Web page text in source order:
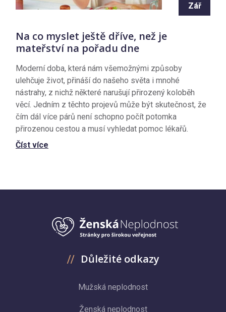
Zář
Na co myslet ještě dříve, než je
mateřství na pořadu dne
Moderní doba, která nám všemožnými způsoby
ulehčuje život, přináší do našeho světa i mnohé
nástrahy, z nichž některé narušují přirozený koloběh
věcí. Jedním z těchto projevů může být skutečnost, že
čím dál více párů není schopno počít potomka
přirozenou cestou a musí vyhledat pomoc lékařů.
Číst více
Důležité odkazy
Mužská neplodnost
Ženská neplodnost